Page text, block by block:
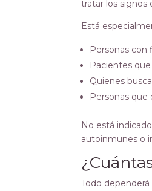
tratar los signos
Está
Personas con
Pacientes
Quienes
Personas
No está
autoinmunes o
Todo